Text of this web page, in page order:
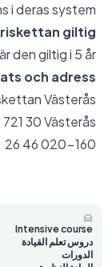
i deras system.
giltig?
den giltig i 5 år.
och adress
Västerås
30 Västerås
020-160 46 26
Intensive course
دروس تعلم القيادة
الدورات